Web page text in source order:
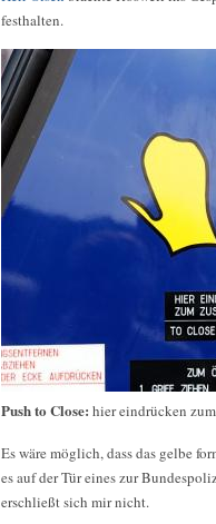
festhalten.
Push to Close: hier eindrücken
Es wäre möglich, dass das gelbe
es auf der Tür eines zur
erschließt sich mir nicht.